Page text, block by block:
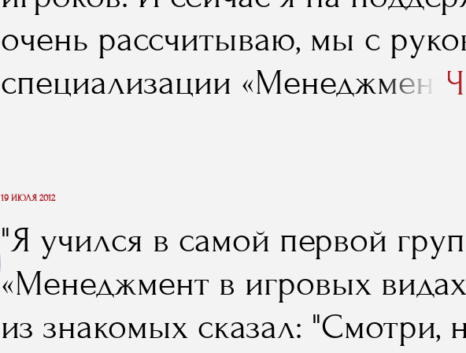
очень рассчитываю, мы с
специализации «Менеджмент
временем сформировать
мастер-классов, который
игрокам относительно
проблемы, связанные с
19 ИЮЛЯ 2012
"Я учился в самой первой
«Менеджмент в игровых
из знакомых сказал: "Смотри,